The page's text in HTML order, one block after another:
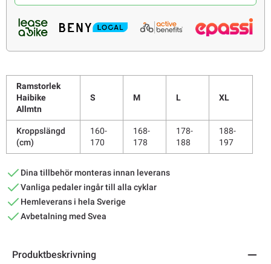
Ramstorlek
Haibike
Allmtn
S M L XL
Kroppslängd
(cm)
160-
170
168-
178
178-
188
188-
197
Dina tillbehör monteras innan leverans
Vanliga pedaler ingår till alla cyklar
Hemleverans i hela Sverige
Avbetalning med Svea
Produktbeskrivning